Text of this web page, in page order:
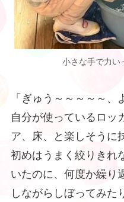
小さな手で力い
「ぎゅう～～～～～、
自分が使っているロッ
ア、床、と楽しそうに
初めはうまく絞りきれ
いたのに、何度か繰り
しながらしぼってみた